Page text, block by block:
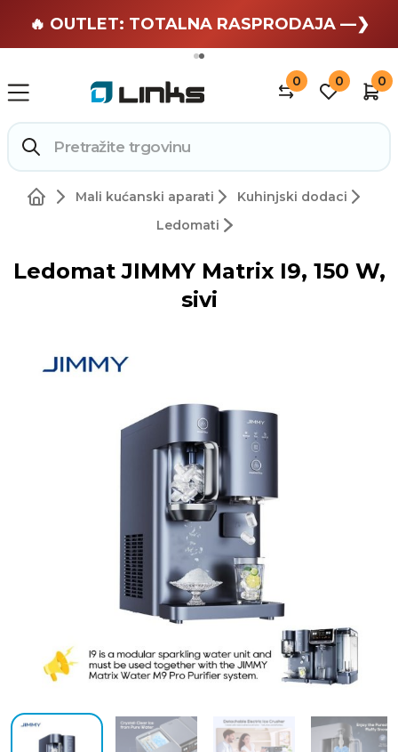
🏄 Zaslužuješ odmor —❯
🔥 OUTLET: TOTALNA RASPRODAJA —❯
0 0 0
Mali kućanski aparati
Kuhinjski dodaci
Ledomati
Ledomat JIMMY Matrix I9, 150 W,
sivi